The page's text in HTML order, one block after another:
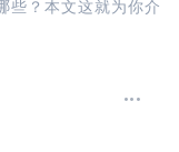
些？本文这就为你介